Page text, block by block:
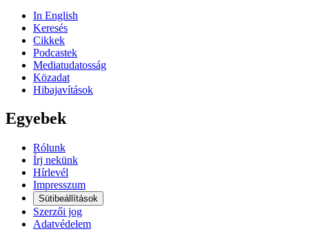
In English
Keresés
Cikkek
Podcastek
Mediatudatosság
Közadat
Hibajavítások
Egyebek
Rólunk
Írj nekünk
Hírlevél
Impresszum
Sütibeállítások
Szerzői jog
Adatvédelem